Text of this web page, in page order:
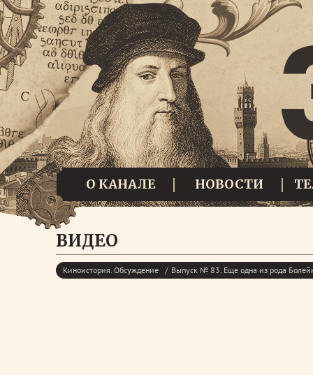
О КАНАЛЕ НОВОСТИ
ВИДЕО
Киноистория. Обсуждение Выпуск № 83. Еще одна из рода